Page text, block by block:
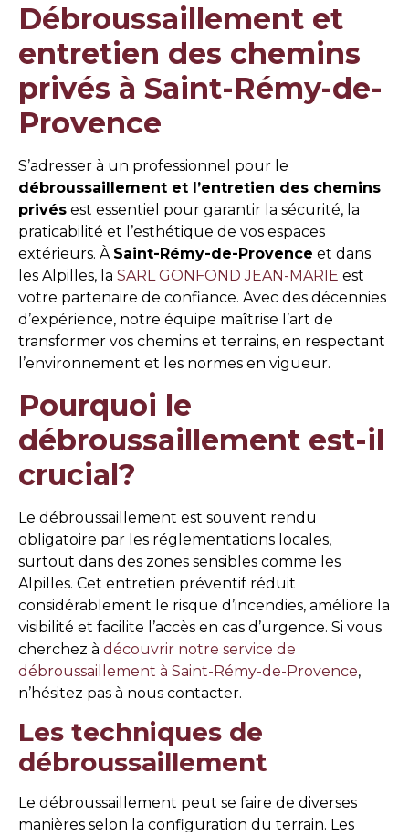
Débroussaillement et
entretien des chemins
privés à Saint-Rémy-de-
Provence
S’adresser à un professionnel pour le
débroussaillement et l’entretien des chemins
privés est essentiel pour garantir la sécurité, la
praticabilité et l’esthétique de vos espaces
extérieurs. À Saint-Rémy-de-Provence et dans
les Alpilles, la SARL GONFOND JEAN-MARIE est
votre partenaire de confiance. Avec des décennies
d’expérience, notre équipe maîtrise l’art de
transformer vos chemins et terrains, en respectant
l’environnement et les normes en vigueur.
Pourquoi le
débroussaillement est-il
crucial?
Le débroussaillement est souvent rendu
obligatoire par les réglementations locales,
surtout dans des zones sensibles comme les
Alpilles. Cet entretien préventif réduit
considérablement le risque d’incendies, améliore la
visibilité et facilite l’accès en cas d’urgence. Si vous
cherchez à découvrir notre service de
débroussaillement à Saint-Rémy-de-Provence,
n’hésitez pas à nous contacter.
Les techniques de
débroussaillement
Le débroussaillement peut se faire de diverses
manières selon la configuration du terrain. Les